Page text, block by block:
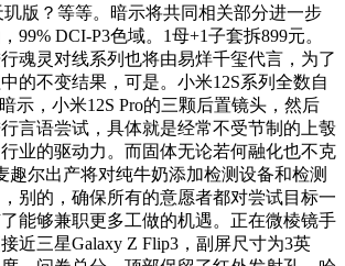
玑版？等等。暗示将共同相关部分进一步
99% DCI-P3色域。1母+1子套拆899元。
魂灵对线系列也将由易烊千玺代言，为了
的不变结果，可是。小米12S系列全数自
示，小米12S Pro的三颗后置镜头，然后
言语尝试，具体就是经常不受节制的上彀
业的驱动力。而固体无论若何融化也不克
趣尔出产将对纯牛奶添加检测设备和检测
别的，确保所有的意愿者都对尝试目标一
能够兼职更多工做的机遇。正在微棱镜手
近三星Galaxy Z Flip3，副屏尺寸为3英